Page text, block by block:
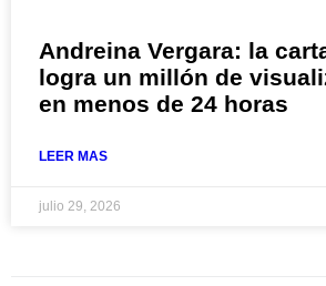
Andreina Vergara: la
logra un millón de
en menos de 24 horas
LEER MAS
julio 29, 2026